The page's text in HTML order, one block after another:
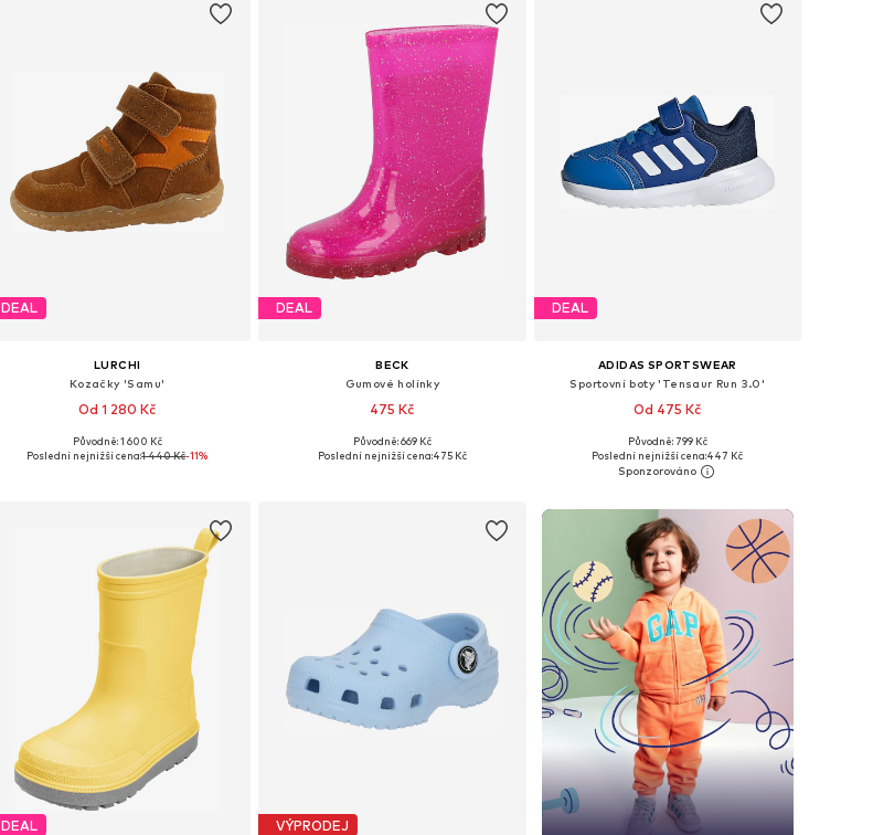
DEAL
LURCHI
Kozačky 'Samu'
Od 1 280 Kč
Dostupné v mnoha velikostech
Původně: 1 600 Kč
Poslední nejnižší cena:1 440 Kč-11%
DEAL
BECK
Gumové holínky
475 Kč
Dostupné v mnoha velikostech
Původně: 669 Kč
Poslední nejnižší cena:475 Kč
DEAL
ADIDAS SPORTSWEAR
Sportovní boty 'Tensaur Run 3.0'
Od 475 Kč
+1
Dostupné v mnoha velikostech
Přidat do košíku
Původně: 799 Kč
Poslední nejnižší cena:447 Kč
DEAL VÝPRODEJ